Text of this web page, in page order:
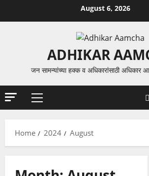
August 6, 2026
ADHIKAR
जन सामन्यांच्या हक्क व अधिकारांसाठी अधिकार
Primary
Home 2024 August